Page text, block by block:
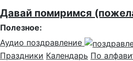
Давай помиримся
Полезное:
Аудио поздравление
Праздники Календарь По